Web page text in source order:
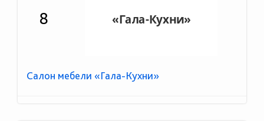
8
Салон мебели «Гала-Кухни»